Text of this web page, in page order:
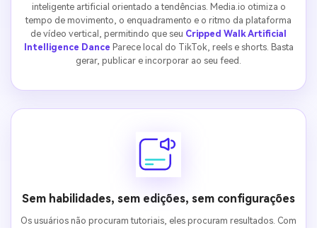
inteligente artificial orientado a tendências. Media.io otimiza o
tempo de movimento, o enquadramento e o ritmo da plataforma
de vídeo vertical, permitindo que seu Cripped Walk Artificial
Intelligence Dance Parece local do TikTok, reels e shorts. Basta
gerar, publicar e incorporar ao seu feed.
Sem habilidades, sem edições, sem configurações
Os usuários não procuram tutoriais, eles procuram resultados. Com